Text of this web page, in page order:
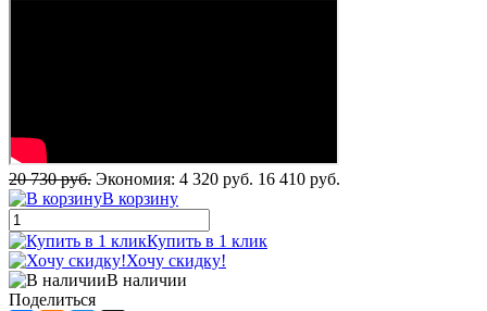
20 730 руб. Экономия: 4 320 руб. 16 410 руб.
В корзину
Купить в 1 клик
Хочу скидку!
В наличии
Поделиться